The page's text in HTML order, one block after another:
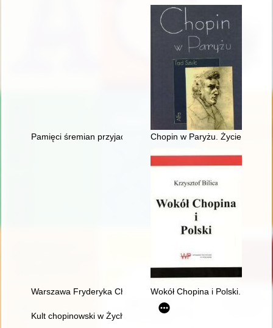
Pamięci śremian przyjaciół Fryderyka Chopina oraz
Chopin w Paryżu. Życie i epoka
Warszawa Fryderyka Chopina Wokół Chopina i Polski.
Kult chopinowski w Żychlinie